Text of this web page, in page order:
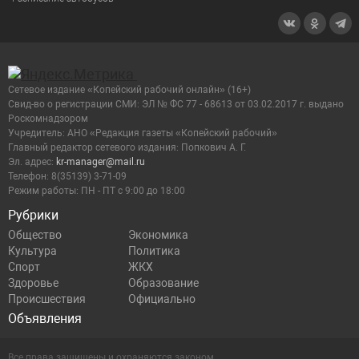
Рубрики
Общество
Экономика
Культура
Политика
Спорт
ЖКХ
Здоровье
Образование
Происшествия
Официально
Объявления
Сетевое издание «Копейский рабочий онлайн» (16+)
Cвид-во о регистрации СМИ: ЭЛ № ФС 77 - 68613 от 03.02.2017 г. выдано
Роскомнадзором
Учредитель: АНО «Редакция газеты «Копейский рабочий»
Главный редактор сетевого издания: Попкович А. Г.
Эл. адрес: kr-manager@mail.ru
Телефон: 8(35139) 3-71-09
Режим работы: ПН - ПТ с 9:00 до 18:00